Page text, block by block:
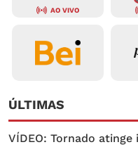
AO VIVO
ÚLTIMAS
VÍDEO: Tornado